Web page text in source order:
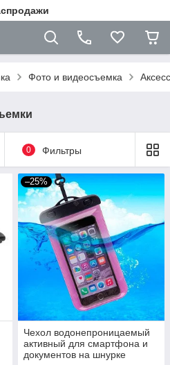
Фото и видеосъемка
0 Фильтры
–25%
Чехол водонепроницаемый
активный для смартфона и
документов на шнурке